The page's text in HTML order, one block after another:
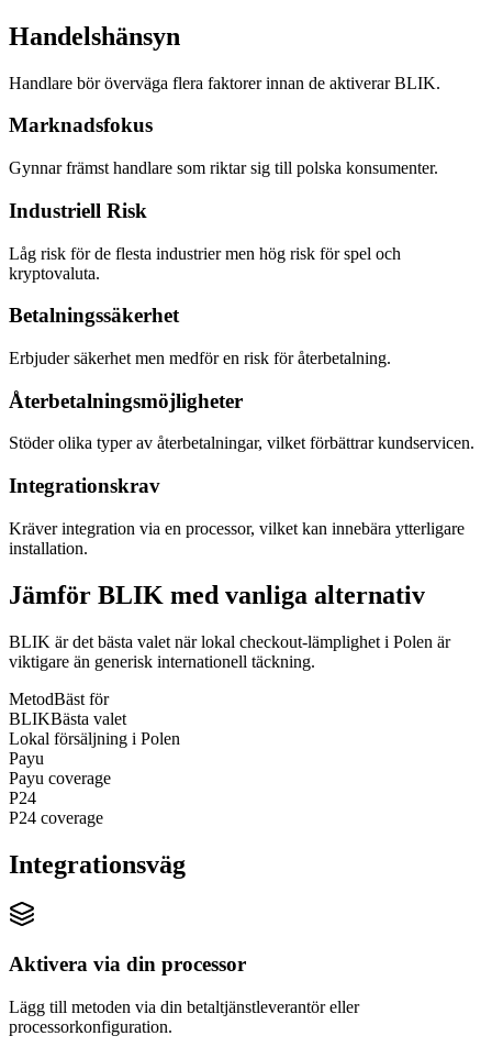
Handelshänsyn
Handlare bör överväga flera faktorer innan de aktiverar BLIK.
Marknadsfokus
Gynnar främst handlare som riktar sig till polska konsumenter.
Industriell Risk
Låg risk för de flesta industrier men hög risk för spel och
kryptovaluta.
Betalningssäkerhet
Erbjuder säkerhet men medför en risk för återbetalning.
Återbetalningsmöjligheter
Stöder olika typer av återbetalningar, vilket förbättrar kundservicen.
Integrationskrav
Kräver integration via en processor, vilket kan innebära ytterligare
installation.
Jämför BLIK med vanliga alternativ
BLIK är det bästa valet när lokal checkout-lämplighet i Polen är
viktigare än generisk internationell täckning.
MetodBäst för
BLIKBästa valet
Lokal försäljning i Polen
Payu
Payu coverage
P24
P24 coverage
Integrationsväg
Aktivera via din processor
Lägg till metoden via din betaltjänstleverantör eller
processorkonfiguration.